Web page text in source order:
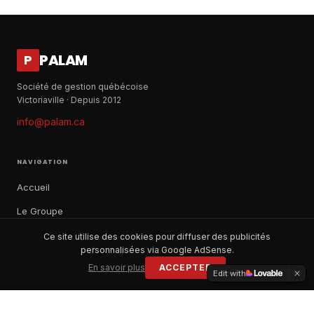
P PALAM
Société de gestion québécoise
Victoriaville · Depuis 2012
info@palam.ca
NAVIGATION
Accueil
Le Groupe
Notre histoire
Ce site utilise des cookies pour diffuser des publicités
personnalisées via Google AdSense.
En savoir plus
ACCEPTER
Edit with